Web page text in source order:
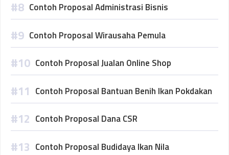
Contoh Proposal Administrasi Bisnis
Contoh Proposal Wirausaha Pemula
Contoh Proposal Jualan Online Shop
Contoh Proposal Bantuan Benih Ikan Pokdakan
Contoh Proposal Dana CSR
Contoh Proposal Budidaya Ikan Nila